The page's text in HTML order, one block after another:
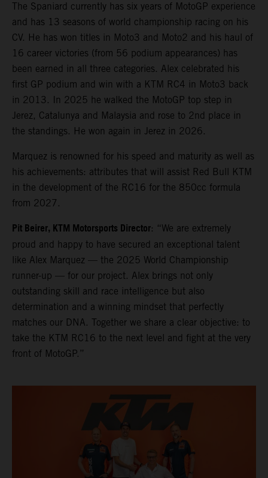
The Spaniard currently has six years of MotoGP experience
and has 13 seasons of world championship racing on his
CV. He has won titles in Moto3 and Moto2 and his haul of
16 career victories (from 56 podium appearances) has
been earned in all three categories. Alex celebrated his
first GP podium and win with a KTM RC4 in Moto3 back
in 2013. In 2025 he walked the MotoGP top step in
Jerez, Catalunya and Malaysia and rose to 2nd place in
the standings. He won again in Jerez in 2026.
Marquez is renowned for his speed and maturity as well as
his achievements: attributes that will assist Red Bull KTM
in the development of the RC16 for the 850cc formula
from 2027.
Pit Beirer, KTM Motorsports Director: “We are extremely
proud and happy to have secured an exceptional talent
like Alex Marquez — the 2025 World Championship
runner-up — for our project. Alex brings not only
outstanding skill and race intelligence but also
determination and a winning mindset that perfectly
matches our DNA. Together we share a clear objective: to
take the KTM RC16 to the next level and fight at the very
front of MotoGP.”